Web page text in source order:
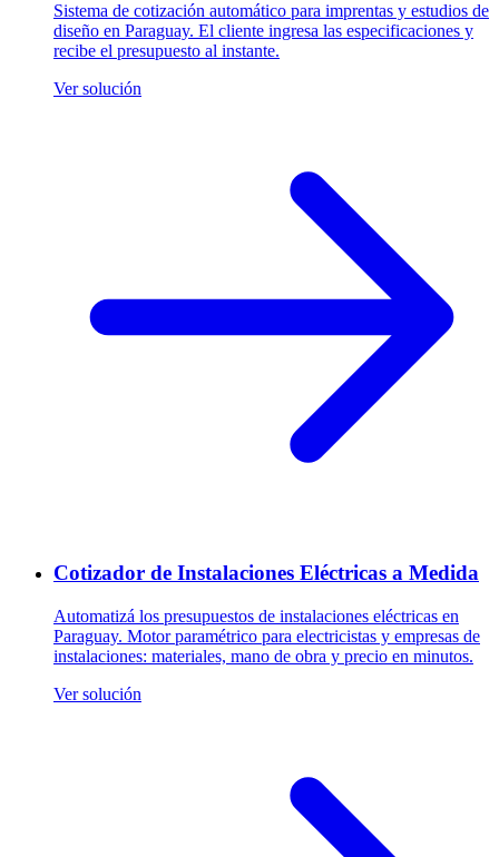
Sistema de cotización automático para imprentas y estudios de
diseño en Paraguay. El cliente ingresa las especificaciones y
recibe el presupuesto al instante.
Ver solución
Cotizador de Instalaciones Eléctricas a Medida
Automatizá los presupuestos de instalaciones eléctricas en
Paraguay. Motor paramétrico para electricistas y empresas de
instalaciones: materiales, mano de obra y precio en minutos.
Ver solución